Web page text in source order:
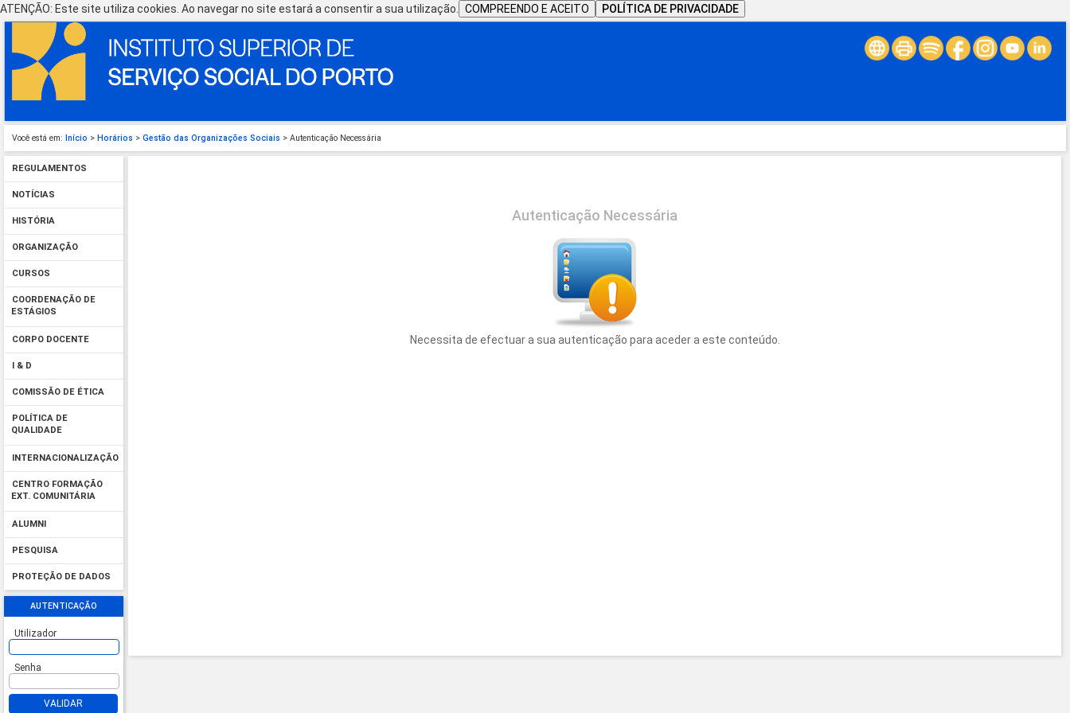
ATENÇÃO: Este site utiliza cookies. Ao navegar no site estará a consentir a sua utilização. COMPREENDO E ACEITO POLÍTICA DE PRIVACIDADE
Você está em: Início > Horários > Gestão das Organizações Sociais > Autenticação Necessária
REGULAMENTOS
NOTÍCIAS
HISTÓRIA
ORGANIZAÇÃO
CURSOS
COORDENAÇÃO DE
ESTÁGIOS
CORPO DOCENTE
I & D
COMISSÃO DE ÉTICA
POLÍTICA DE
QUALIDADE
INTERNACIONALIZAÇÃO
CENTRO FORMAÇÃO
EXT. COMUNITÁRIA
ALUMNI
PESQUISA
PROTEÇÃO DE DADOS
AUTENTICAÇÃO
Utilizador
Senha
VALIDAR
Autenticação Necessária
Necessita de efectuar a sua autenticação para aceder a este conteúdo.